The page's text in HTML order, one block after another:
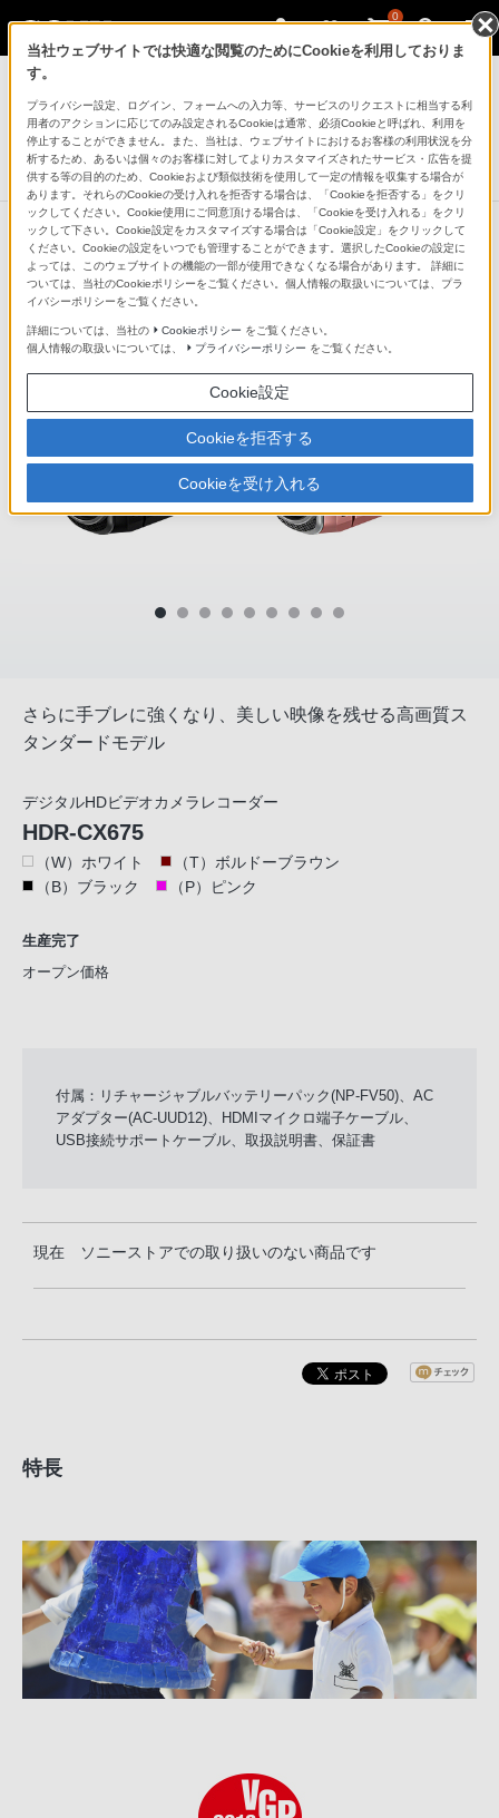
0
デジタルビデオカメラ ハンディカム
デジタルHDビデオカメラレコーダー
HDR-CX675
DISCONTINUED 生産完了
さらに手ブレに強くなり、美しい映像を残せる高画質ス
タンダードモデル
デジタルHDビデオカメラレコーダー
HDR-CX675
（W）ホワイト
（T）ボルドーブラウン
（B）ブラック
（P）ピンク
生産完了
オープン価格
付属：リチャージャブルバッテリーパック(NP-FV50)、AC
アダプター(AC-UUD12)、HDMIマイクロ端子ケーブル、
USB接続サポートケーブル、取扱説明書、保証書
現在 ソニーストアでの取り扱いのない商品です
特長
当社ウェブサイトでは快適な閲覧のためにCookieを利用しておりま
す。
プライバシー設定、ログイン、フォームへの入力等、サービスのリクエストに相当する利
用者のアクションに応じてのみ設定されるCookieは通常、必須Cookieと呼ばれ、利用を
停止することができません。また、当社は、ウェブサイトにおけるお客様の利用状況を分
析するため、あるいは個々のお客様に対してよりカスタマイズされたサービス・広告を提
供する等の目的のため、Cookieおよび類似技術を使用して一定の情報を収集する場合が
あります。それらのCookieの受け入れを拒否する場合は、「Cookieを拒否する」をクリ
ックしてください。Cookie使用にご同意頂ける場合は、「Cookieを受け入れる」をクリ
ックして下さい。Cookie設定をカスタマイズする場合は「Cookie設定」をクリックして
ください。Cookieの設定をいつでも管理することができます。選択したCookieの設定に
よっては、このウェブサイトの機能の一部が使用できなくなる場合があります。 詳細に
ついては、当社のCookieポリシーをご覧ください。個人情報の取扱いについては、プラ
イバシーポリシーをご覧ください。
詳細については、当社の Cookieポリシー をご覧ください。
個人情報の取扱いについては、
プライバシーポリシー をご覧ください。
Cookie設定
Cookieを拒否する
Cookieを受け入れる